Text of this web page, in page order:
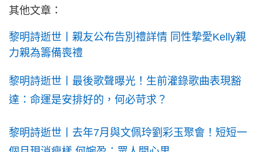
其他文章：
黎明詩逝世丨親友公布告別禮詳情 同性摯愛Kelly親
力親為籌備喪禮
黎明詩逝世丨最後歌聲曝光！生前灌錄歌曲表現豁
達：命運是安排好的，何必苛求？
黎明詩逝世丨去年7月與文佩玲劉彩玉聚會！短短一